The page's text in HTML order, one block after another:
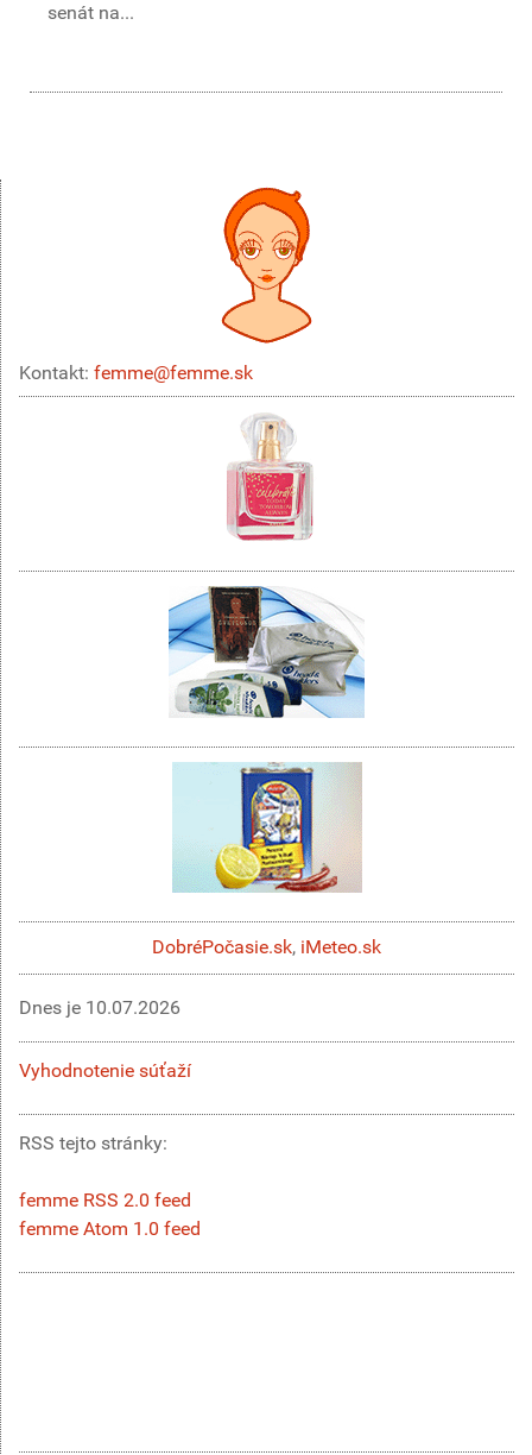
senát na...
Kontakt: femme@femme.sk
DobréPočasie.sk, iMeteo.sk
Dnes je 10.07.2026
Vyhodnotenie súťaží
RSS tejto stránky:
femme RSS 2.0 feed
femme Atom 1.0 feed